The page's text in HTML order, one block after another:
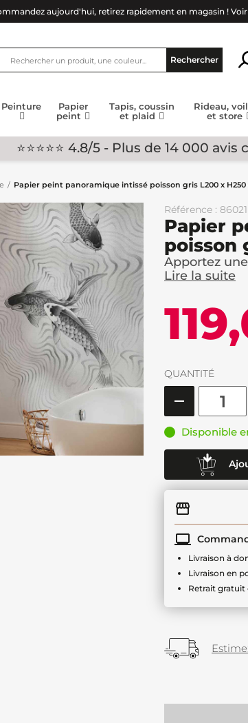
aujourd'hui, retirez rapidement en magasin !
Rechercher
Peinture
Papier
peint
Tapis, coussin
et plaid
Rideau,
et store
⭐⭐⭐⭐⭐ 4.8/5 - Plus de 14 000 avis
Papier peint panoramique intissé poisson gris L200 x H250
Référence : 86021
Papier
poisson
Apportez
Lire la suite
QUANTITÉ
Disponible
Livraison à
Livraison en
Retrait gratuit